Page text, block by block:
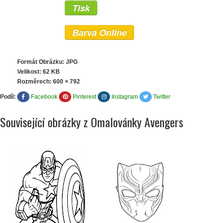
Tisk
Barva Online
Formát Obrázku: JPG
Velikost: 62 KB
Rozměrech: 600 × 792
Podíl: Facebook Pinterest Instagram Twitter
Související obrázky z Omalovánky Avengers